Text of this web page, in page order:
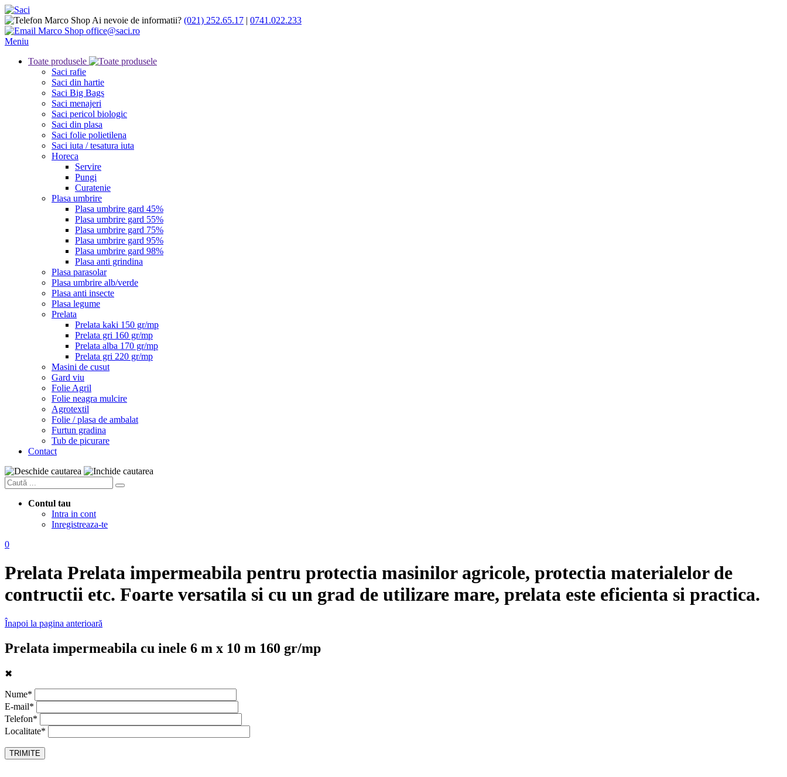
Ai nevoie de informatii? (021) 252.65.17 | 0741.022.233
office@saci.ro
Meniu
Toate produsele
Saci rafie
Saci din hartie
Saci Big Bags
Saci menajeri
Saci pericol biologic
Saci din plasa
Saci folie polietilena
Saci iuta / tesatura iuta
Horeca
Servire
Pungi
Curatenie
Plasa umbrire
Plasa umbrire gard 45%
Plasa umbrire gard 55%
Plasa umbrire gard 75%
Plasa umbrire gard 95%
Plasa umbrire gard 98%
Plasa anti grindina
Plasa parasolar
Plasa umbrire alb/verde
Plasa anti insecte
Plasa legume
Prelata
Prelata kaki 150 gr/mp
Prelata gri 160 gr/mp
Prelata alba 170 gr/mp
Prelata gri 220 gr/mp
Masini de cusut
Gard viu
Folie Agril
Folie neagra mulcire
Agrotextil
Folie / plasa de ambalat
Furtun gradina
Tub de picurare
Contact
Contul tau
Intra in cont
Inregistreaza-te
0
Prelata Prelata impermeabila pentru protectia masinilor agricole, protectia materialelor de
contructii etc. Foarte versatila si cu un grad de utilizare mare, prelata este eficienta si practica.
Înapoi la pagina anterioară
Prelata impermeabila cu inele 6 m x 10 m 160 gr/mp
✖
Nume*
E-mail*
Telefon*
Localitate*